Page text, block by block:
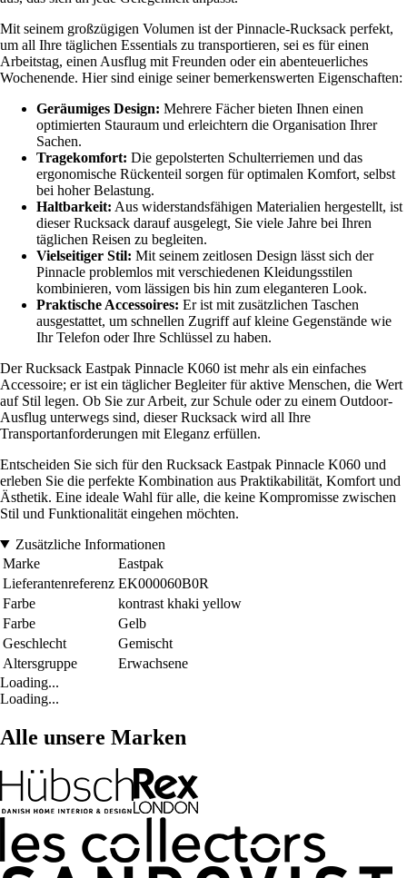
Mit seinem großzügigen Volumen ist der Pinnacle-Rucksack perfekt,
um all Ihre täglichen Essentials zu transportieren, sei es für einen
Arbeitstag, einen Ausflug mit Freunden oder ein abenteuerliches
Wochenende. Hier sind einige seiner bemerkenswerten Eigenschaften:
Geräumiges Design: Mehrere Fächer bieten Ihnen einen
optimierten Stauraum und erleichtern die Organisation Ihrer
Sachen.
Tragekomfort: Die gepolsterten Schulterriemen und das
ergonomische Rückenteil sorgen für optimalen Komfort, selbst
bei hoher Belastung.
Haltbarkeit: Aus widerstandsfähigen Materialien hergestellt, ist
dieser Rucksack darauf ausgelegt, Sie viele Jahre bei Ihren
täglichen Reisen zu begleiten.
Vielseitiger Stil: Mit seinem zeitlosen Design lässt sich der
Pinnacle problemlos mit verschiedenen Kleidungsstilen
kombinieren, vom lässigen bis hin zum eleganteren Look.
Praktische Accessoires: Er ist mit zusätzlichen Taschen
ausgestattet, um schnellen Zugriff auf kleine Gegenstände wie
Ihr Telefon oder Ihre Schlüssel zu haben.
Der Rucksack Eastpak Pinnacle K060 ist mehr als ein einfaches
Accessoire; er ist ein täglicher Begleiter für aktive Menschen, die Wert
auf Stil legen. Ob Sie zur Arbeit, zur Schule oder zu einem Outdoor-
Ausflug unterwegs sind, dieser Rucksack wird all Ihre
Transportanforderungen mit Eleganz erfüllen.
Entscheiden Sie sich für den Rucksack Eastpak Pinnacle K060 und
erleben Sie die perfekte Kombination aus Praktikabilität, Komfort und
Ästhetik. Eine ideale Wahl für alle, die keine Kompromisse zwischen
Stil und Funktionalität eingehen möchten.
Zusätzliche Informationen
Marke
Eastpak
Lieferantenreferenz EK000060B0R
Farbe
kontrast khaki yellow
Farbe
Gelb
Geschlecht
Gemischt
Altersgruppe
Erwachsene
Loading...
Loading...
Alle unsere Marken